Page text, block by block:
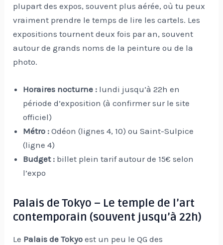
plupart des expos, souvent plus aérée, où tu peux
vraiment prendre le temps de lire les cartels. Les
expositions tournent deux fois par an, souvent
autour de grands noms de la peinture ou de la
photo.
Horaires nocturne : lundi jusqu’à 22h en
période d’exposition (à confirmer sur le site
officiel)
Métro : Odéon (lignes 4, 10) ou Saint-Sulpice
(ligne 4)
Budget : billet plein tarif autour de 15€ selon
l’expo
Palais de Tokyo – Le temple de l’art
contemporain (souvent jusqu’à 22h)
Le Palais de Tokyo est un peu le QG des